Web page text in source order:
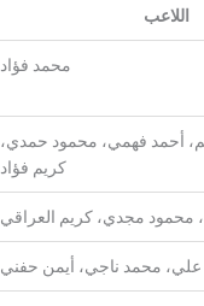
اللاعب
محمد فؤاد
أحمد فهمي، محمود حمدي،
كريم فؤاد
مجدي، كريم العراقي
علي، محمد ناجي، أيمن حفني